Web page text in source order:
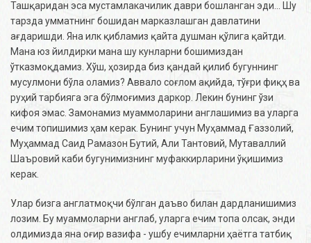
Ташқаридан эса мустамлакачилик даври бошланган эди... Шу
тарзда умматнинг бошидан марказлашган давлатини
ағдаришди. Яна илк қибламиз қайта душман қўлига қайтди.
Мана юз йилдирки мана шу кунларни бошимиздан
ўтказмоқдамиз. Хўш, ҳозирда биз қандай қилиб бугуннинг
мусулмони бўла оламиз? Аввало соғлом ақийда, тўғри фиқҳ ва
руҳий тарбияга эга бўлмоғимиз даркор. Лекин бунинг ўзи
кифоя эмас. Замонамиз муаммоларини англашимиз ва уларга
ечим топишимиз ҳам керак. Бунинг учун Муҳаммад Ғаззолий,
Муҳаммад Саид Рамазон Бутий, Али Тантовий, Мутаваллий
Шаъровий каби бугунимизнинг муфаккирларини ўқишимиз
керак.
Улар бизга англатмоқчи бўлган даъво билан дардланишимиз
лозим. Бу муаммоларни англаб, уларга ечим топа олсак, энди
олдимизда яна оғир вазифа - ушбу ечимларни ҳаётга татбиқ